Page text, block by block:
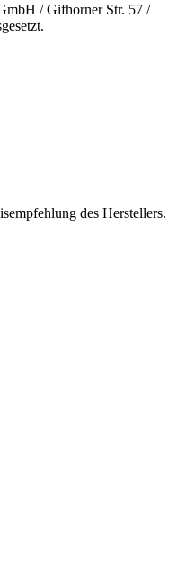
/ Gifhorner Str. 57 /
des Herstellers.